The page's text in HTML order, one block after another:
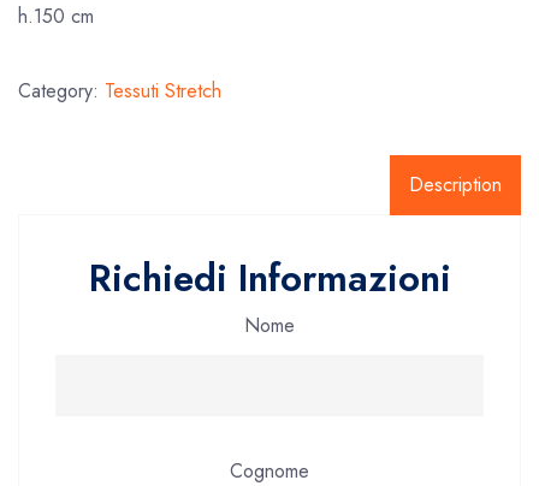
h.150 cm
Category: Tessuti Stretch
Description
Richiedi Informazioni
Nome
Cognome